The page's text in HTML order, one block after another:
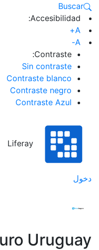
Buscar
Accesibilidad:
A+
A-
Contraste:
Sin contraste
Contraste blanco
Contraste negro
Contraste Azul
Liferay
دخول
Uruguay